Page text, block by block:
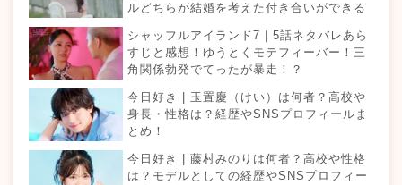
ルどちらが結婚を考えた付き合いができる
シャッフルアイランド7｜5話ネタバレあら
すじと感想！ゆうとくモテフィーバー！三
角関係勃発でてったが暴走！？
今日好き | 玉置慶（けい）は何者？高校や
身長・性格は？経歴やSNSプロフィールま
とめ！
今日好き | 藤村みのりは何者？高校や性格
は？モデルとしての経歴やSNSプロフィー